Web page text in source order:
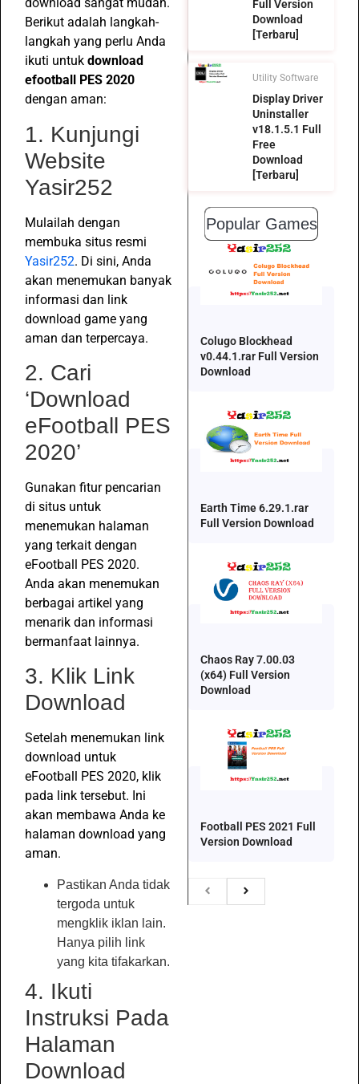
Berikut adalah langkah-
langkah yang perlu Anda
ikuti untuk download
efootball PES 2020
dengan aman:
1. Kunjungi
Website
Yasir252
Mulailah dengan
membuka situs resmi
Yasir252. Di sini, Anda
akan menemukan banyak
informasi dan link
download game yang
aman dan terpercaya.
2. Cari
‘Download
eFootball PES
2020’
Gunakan fitur pencarian
di situs untuk
menemukan halaman
yang terkait dengan
eFootball PES 2020.
Anda akan menemukan
berbagai artikel yang
menarik dan informasi
bermanfaat lainnya.
3. Klik Link
Download
Setelah menemukan link
download untuk
eFootball PES 2020, klik
pada link tersebut. Ini
akan membawa Anda ke
halaman download yang
aman.
Pastikan Anda tidak
tergoda untuk
mengklik iklan lain.
Hanya pilih link
yang kita tifakarkan.
4. Ikuti
Instruksi Pada
Halaman
Download
Full Version
Download
[Terbaru]
Utility Software
Display Driver
Uninstaller
v18.1.5.1 Full
Free
Download
[Terbaru]
Popular Games
Colugo Blockhead
v0.44.1.rar Full Version
Download
Earth Time 6.29.1.rar
Full Version Download
Chaos Ray 7.00.03
(x64) Full Version
Download
Football PES 2021 Full
Version Download